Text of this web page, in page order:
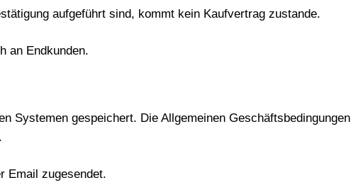
aufgeführt sind, kommt kein Kaufvertrag zustande.
an Endkunden.
Systemen gespeichert. Die Allgemeinen Geschäftsbedingungen
Email zugesendet.